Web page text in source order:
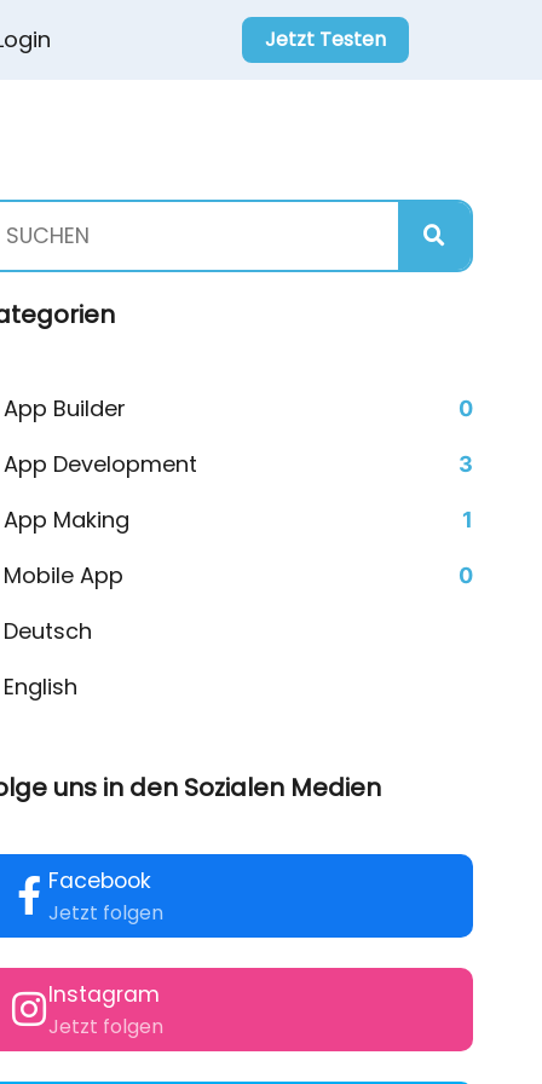
Jetzt Testen
App Builder 0
App Development 3
App Making 1
Mobile App 0
Deutsch
English
uns in den Sozialen Medien
Facebook
Jetzt folgen
Instagram
Jetzt folgen